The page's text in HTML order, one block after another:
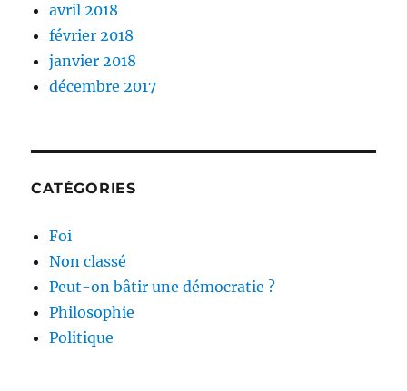
avril 2018
février 2018
janvier 2018
décembre 2017
CATÉGORIES
Foi
Non classé
Peut-on bâtir une démocratie ?
Philosophie
Politique